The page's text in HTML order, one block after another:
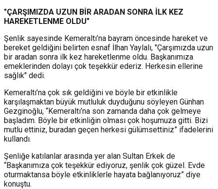
"ÇARŞIMIZDA UZUN BİR ARADAN SONRA İLK KEZ
HAREKETLENME OLDU"
Şenlik sayesinde Kemeraltı’na bayram öncesinde hareket ve
bereket geldiğini belirten esnaf İlhan Yaylalı, "Çarşımızda uzun
bir aradan sonra ilk kez hareketlenme oldu. Başkanımıza
emeklerinden dolayı çok teşekkür ederiz. Herkesin ellerine
sağlık" dedi.
Kemeraltı’na çok sık geldiğini ve böyle bir etkinlikle
karşılaşmaktan büyük mutluluk duyduğunu söyleyen Günhan
Gezginoğlu, “Kemeraltı’na son zamanda daha çok gelmeye
başladım. Böyle bir etkinliğin olması çok hoşumuza gitti. Bizi
mutlu ettiniz, buradan geçen herkesi gülümsettiniz” ifadelerini
kullandı.
Şenliğe katılanlar arasında yer alan Sultan Erkek de
“Başkanımıza çok teşekkür ediyoruz, şenlik çok güzel. Evde
oturmaktansa böyle etkinliklerle hayata bağlanıyoruz” diye
konuştu.